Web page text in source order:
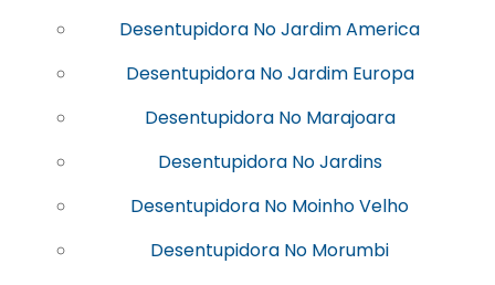
Desentupidora No Jardim America
Desentupidora No Jardim Europa
Desentupidora No Marajoara
Desentupidora No Jardins
Desentupidora No Moinho Velho
Desentupidora No Morumbi